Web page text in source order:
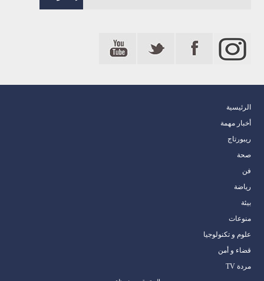
الرئيسية
أخبار مهمة
ريبورتاج
صحة
فن
رياضة
بيئة
منوعات
علوم و تكنولوجيا
قضاء و أمن
مردة TV